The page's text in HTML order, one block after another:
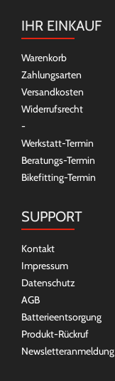
IHR EINKAUF
Warenkorb
Zahlungsarten
Versandkosten
Widerrufsrecht
-
Werkstatt-Termin
Beratungs-Termin
Bikefitting-Termin
SUPPORT
Kontakt
Impressum
Datenschutz
AGB
Batterieentsorgung
Produkt-Rückruf
Newsletteranmeldung